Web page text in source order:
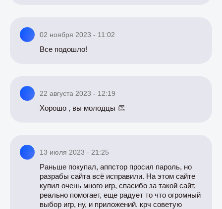
02 ноября 2023 - 11:02
Все подошло!
22 августа 2023 - 12:19
Хорошо , вы молодцы 👏
13 июля 2023 - 21:25
Раньше покупал, аппстор просил пароль, но
разрабы сайта всё исправили. На этом сайте
купил очень много игр, спасибо за такой сайт,
реально помогает, еще радует то что огромный
выбор игр, ну, и приложений. крч советую